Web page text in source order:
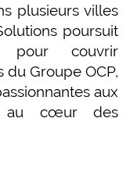
plusieurs villes
poursuit
pour couvrir
du Groupe OCP,
aux
au cœur des